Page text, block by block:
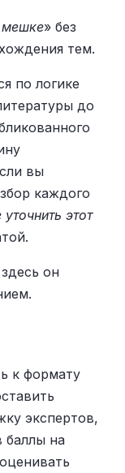
мешке» без
тем.
по логике
до
вы
каждого
этот
он
к формату
экспертов,
баллы на